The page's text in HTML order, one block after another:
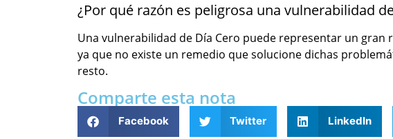
¿Por qué razón es peligrosa una vulnerabilidad
Una vulnerabilidad de Día Cero puede representar un
ya que no existe un remedio que solucione dichas
resto.
Comparte esta nota
Facebook Twitter LinkedIn